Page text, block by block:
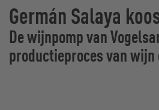
Germán Salaya
De wijnpomp van
productieproces van